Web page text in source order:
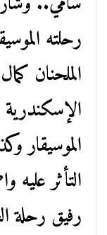
الملحنان
الموسيقار
التأثر
رفيق رحلة